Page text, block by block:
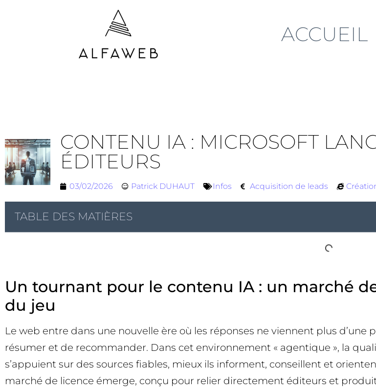
ACCUEIL
CONTENU IA : MICROSOFT
ÉDITEURS
03/02/2026 Patrick DUHAUT Infos Acquisition de leads
TABLE DES MATIÈRES
Un tournant pour le contenu IA : un marché
du jeu
Le web entre dans une nouvelle ère où les réponses ne viennent plus d’une
résumer et de recommander. Dans cet environnement « agentique », la
s’appuient sur des sources fiables, mieux ils informent, conseillent et
marché de licence émerge, conçu pour relier directement éditeurs et